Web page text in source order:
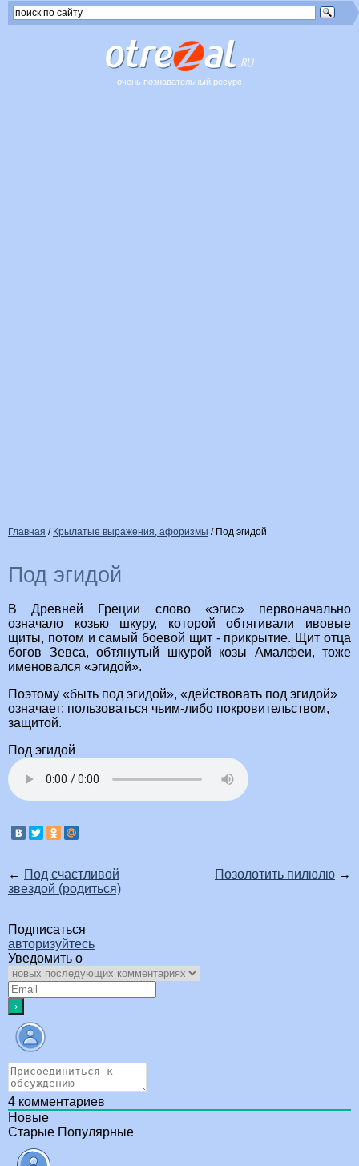
очень познавательный ресурс
Главная / Крылатые выражения, афоризмы / Под эгидой
Под эгидой
В Древней Греции слово «эгис» первоначально
означало козью шкуру, которой обтягивали ивовые
щиты, потом и самый боевой щит - прикрытие. Щит отца
богов Зевса, обтянутый шкурой козы Амалфеи, тоже
именовался «эгидой».
Поэтому «быть под эгидой», «действовать под эгидой»
означает: пользоваться чьим-либо покровительством,
защитой.
Под эгидой
← Под счастливой
звездой (родиться)
Позолотить пилюлю →
Подписаться
авторизуйтесь
Уведомить о
4 комментариев
Новые
Старые Популярные